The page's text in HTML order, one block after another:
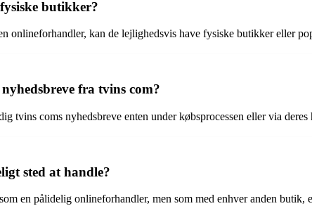
butikker?
onlineforhandler, kan de lejlighedsvis have fysiske butikker eller
fra tvins com?
tvins coms nyhedsbreve enten under købsprocessen eller via
sted at handle?
en pålidelig onlineforhandler, men som med enhver anden